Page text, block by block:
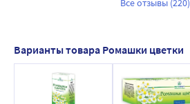
Все отзывы (220)
Варианты товара Ромашки цветки